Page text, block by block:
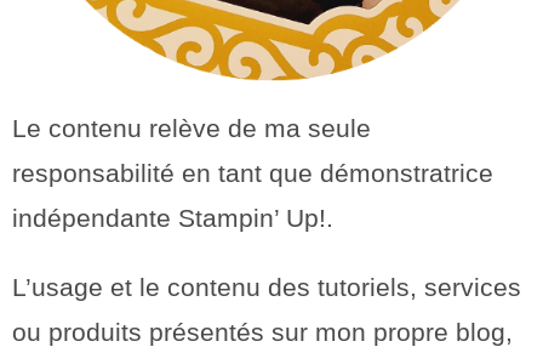
Le contenu relève de ma seule
responsabilité en tant que démonstratrice
indépendante Stampin’ Up!.
L’usage et le contenu des tutoriels, services
ou produits présentés sur mon propre blog,